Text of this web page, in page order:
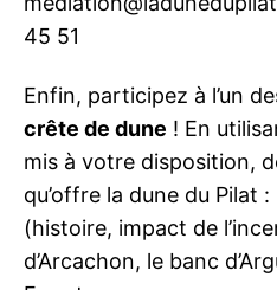
45 51
Enfin, participez à l’un
crête de dune ! En
mis à votre disposition,
qu’offre la dune du Pilat
(histoire, impact de
d’Arcachon, le banc